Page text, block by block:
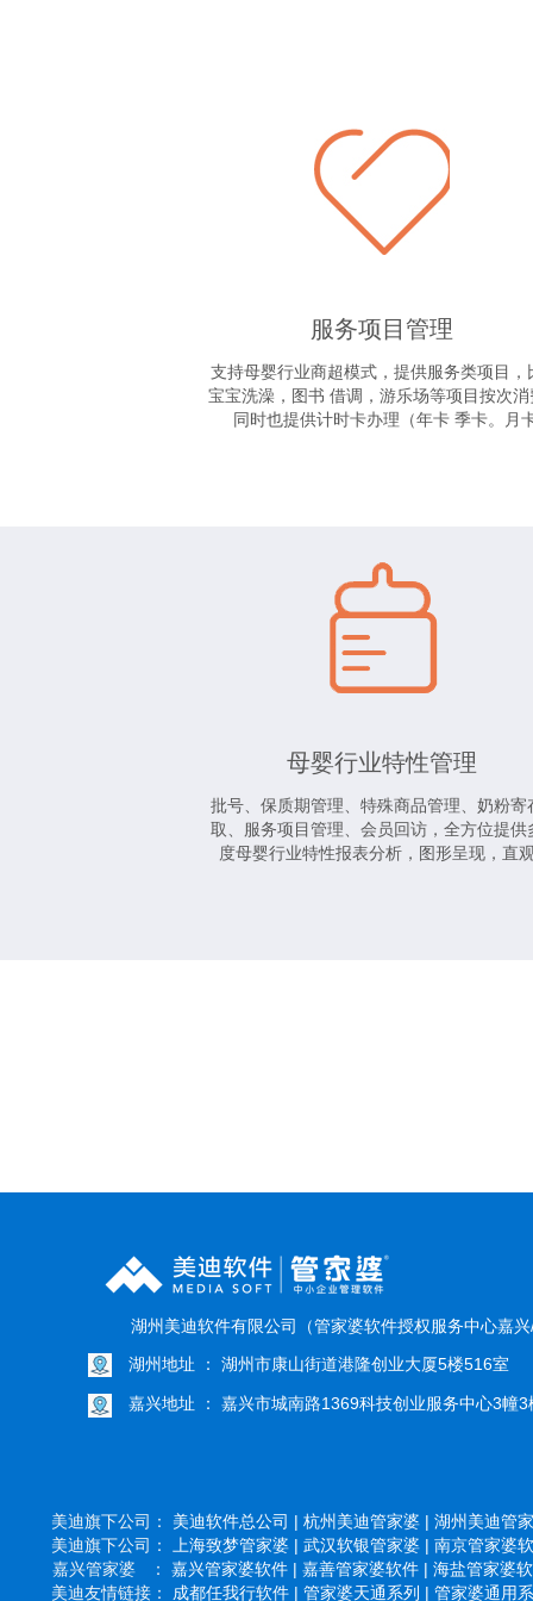
服务项目管理
支持母婴行业商超模式，提供服务类项目，
宝宝洗澡，图书 借调，游乐场等项目按次消
同时也提供计时卡办理（年卡 季卡。月
母婴行业特性管理
批号、保质期管理、特殊商品管理、奶粉寄
取、服务项目管理、会员回访，全方位提供
度母婴行业特性报表分析，图形呈现，直
湖州美迪软件有限公司（管家婆软件授权服务中心嘉
湖州地址 ： 湖州市康山街道港隆创业大厦5楼516室
嘉兴地址 ： 嘉兴市城南路1369科技创业服务中心3幢3
美迪旗下公司： 美迪软件总公司 | 杭州美迪管家婆 | 湖州美迪管
美迪旗下公司：
上海致梦管家婆 | 武汉软银管家婆 | 南京管家婆
嘉兴管家婆 ： 嘉兴管家婆软件 | 嘉善管家婆软件 | 海盐管家婆
美迪友情链接： 成都任我行软件 | 管家婆天通系列 | 管家婆通用